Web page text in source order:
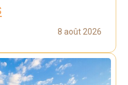
8 août 2026